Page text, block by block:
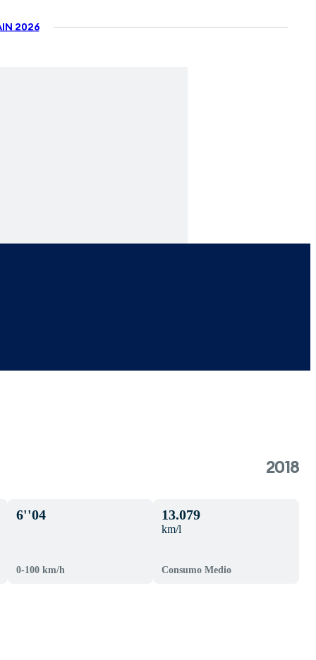
2026
2018
0-100 km/h
6''04
Consumo Medio
13.079
km/l